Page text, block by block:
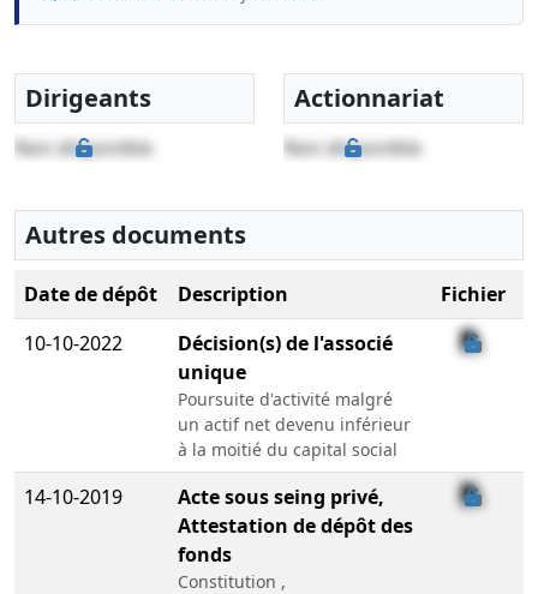
Dirigeants
Non disponible
Actionnariat
Non disponible
Autres documents
Date de dépôt Description
Fichier
10-10-2022
Décision(s) de l'associé
unique
Poursuite d'activité malgré
un actif net devenu inférieur
à la moitié du capital social
14-10-2019
Acte sous seing privé,
Attestation de dépôt des
fonds
Constitution ,